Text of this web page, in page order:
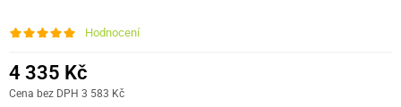
Hodnocení
4 335 Kč
Cena bez DPH 3 583 Kč